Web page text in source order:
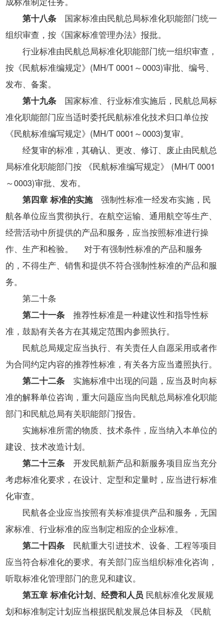
第十八条国家标准由民航总局标准化职能部门统一
组织审查，按《国家标准管理办法》报批。
行业标准由民航总局标准化职能部门统一组织审查，
按《民航标准编规定》(MH/T 0001～0003)审批、编号、
发布、备案。
第十九条国家标准、行业标准实施后，民航总局标
准化职能部门应当适时委托民航标准化技术归口单位按
《民航标准编写规定》(MH/T 0001～0003)复审。
经复审的标准，其确认、更改、修订、废止由民航总
局标准化职能部门按 《民航标准编写规定》 (MH/T 0001
～0003)审批、发布。
第四章 标准的实施强制性标准一经发布实施，民
航各单位应当贯彻执行。在航空运输、通用航空等生产、
经营活动中所提供的产品和服务，应当按照标准进行操
作、生产和检验。 对于有强制性标准的产品和服务
的，不得生产、销售和提供不符合强制性标准的产品和服
务。
第二十条
第二十一条推荐性标准是一种建议性和指导性标
准，鼓励有关各方在其规定范围内参照执行。
民航总局规定应当执行、有关责任人自愿采用或者作
为合同约定内容的推荐性标准，有关各方应当遵照执行。
第二十二条实施标准中出现的问题，应当及时向标
准的解释单位咨询，重大问题应当向民航总局标准化职能
部门和民航总局有关职能部门报告。
实施标准所需的物质、技术条件，应当纳入本单位的
建设、技术改造计划。
第二十三条开发民航新产品和新服务项目应当充分
考虑标准化要求，在设计、定型和定量时，应当进行标准
化审查。
民航各企业应当按照有关标准提供产品和服务，无国
家标准、行业标准的应当制定相应的企业标准。
第二十四条民航重大引进技术、设备、工程等项目
应当符合标准化的要求。有关部门应当组织标准化咨询，
听取标准化管理部门的意见和建议。
第五章 标准化计划、经费和人员 民航标准化发展规
划和标准制定计划应当根据民航发展总体目标及 《民航